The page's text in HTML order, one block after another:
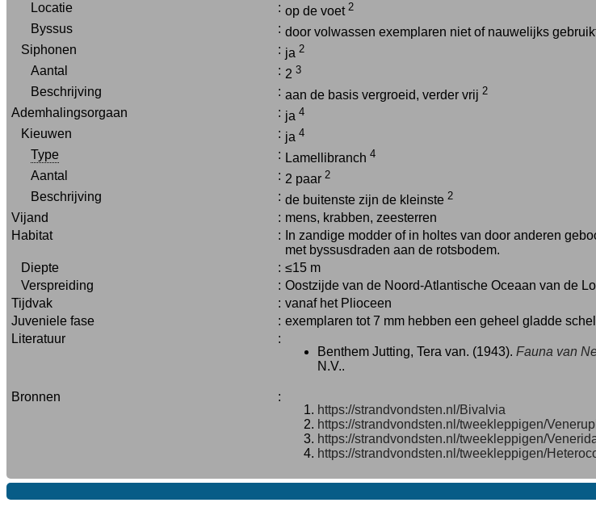
Locatie : op de voet 2
Byssus : door volwassen exemplaren niet of nauwelijks
Siphonen : ja 2
Aantal : 2 3
Beschrijving : aan de basis vergroeid, verder vrij 2
Ademhalingsorgaan : ja 4
Kieuwen : ja 4
Type : Lamellibranch 4
Aantal : 2 paar 2
Beschrijving : de buitenste zijn de kleinste 2
Vijand : mens, krabben, zeesterren
Habitat
:
In zandige modder of in holtes van door anderen
met byssusdraden aan de rotsbodem.
Diepte
: ≤15 m
Verspreiding
: Oostzijde van de Noord-Atlantische Oceaan van de
Tijdvak
: vanaf het Plioceen
Juveniele fase
: exemplaren tot 7 mm hebben een geheel gladde
Literatuur
:
Benthem Jutting, Tera van. (1943). Fauna van
N.V..
Bronnen
:
https://strandvondsten.nl/Bivalvia
https://strandvondsten.nl/tweekleppigen/
https://strandvondsten.nl/tweekleppigen/
https://strandvondsten.nl/tweekleppigen/